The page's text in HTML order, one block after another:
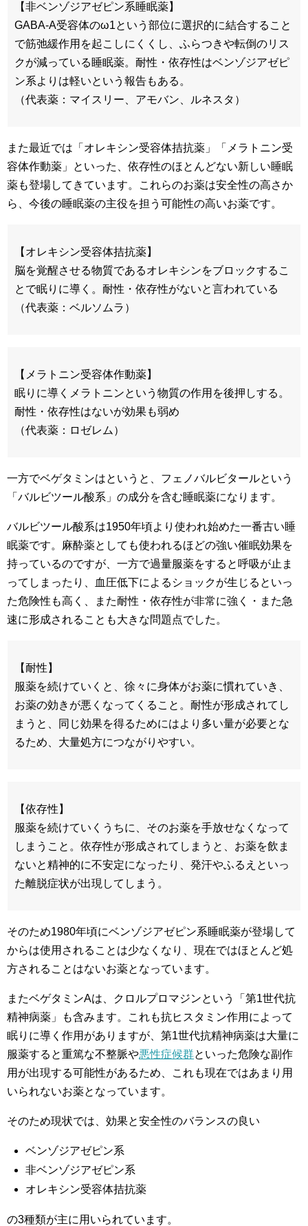
【非ベンゾジアゼピン系睡眠薬】
GABA-A受容体のω1という部位に選択的に結合すること
で筋弛緩作用を起こしにくくし、ふらつきや転倒のリス
クが減っている睡眠薬。耐性・依存性はベンゾジアゼピ
ン系よりは軽いという報告もある。
（代表薬：マイスリー、アモバン、ルネスタ）
また最近では「オレキシン受容体拮抗薬」「メラトニン受
容体作動薬」といった、依存性のほとんどない新しい睡眠
薬も登場してきています。これらのお薬は安全性の高さか
ら、今後の睡眠薬の主役を担う可能性の高いお薬です。
【オレキシン受容体拮抗薬】
脳を覚醒させる物質であるオレキシンをブロックするこ
とで眠りに導く。耐性・依存性がないと言われている
（代表薬：ベルソムラ）
【メラトニン受容体作動薬】
眠りに導くメラトニンという物質の作用を後押しする。
耐性・依存性はないが効果も弱め
（代表薬：ロゼレム）
一方でベゲタミンはというと、フェノバルビタールという
「バルビツール酸系」の成分を含む睡眠薬になります。
バルビツール酸系は1950年頃より使われ始めた一番古い睡
眠薬です。麻酔薬としても使われるほどの強い催眠効果を
持っているのですが、一方で過量服薬をすると呼吸が止ま
ってしまったり、血圧低下によるショックが生じるといっ
た危険性も高く、また耐性・依存性が非常に強く・また急
速に形成されることも大きな問題点でした。
【耐性】
服薬を続けていくと、徐々に身体がお薬に慣れていき、
お薬の効きが悪くなってくること。耐性が形成されてし
まうと、同じ効果を得るためにはより多い量が必要とな
るため、大量処方につながりやすい。
【依存性】
服薬を続けていくうちに、そのお薬を手放せなくなって
しまうこと。依存性が形成されてしまうと、お薬を飲ま
ないと精神的に不安定になったり、発汗やふるえといっ
た離脱症状が出現してしまう。
そのため1980年頃にベンゾジアゼピン系睡眠薬が登場して
からは使用されることは少なくなり、現在ではほとんど処
方されることはないお薬となっています。
またベゲタミンAは、クロルプロマジンという「第1世代抗
精神病薬」も含みます。これも抗ヒスタミン作用によって
眠りに導く作用がありますが、第1世代抗精神病薬は大量に
服薬すると重篤な不整脈や悪性症候群といった危険な副作
用が出現する可能性があるため、これも現在ではあまり用
いられないお薬となっています。
そのため現状では、効果と安全性のバランスの良い
ベンゾジアゼピン系
非ベンゾジアゼピン系
オレキシン受容体拮抗薬
の3種類が主に用いられています。